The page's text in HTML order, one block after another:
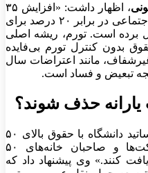
، اظهار داشت: «افزایش ۳۵
درصدی حقوق بازنشستگان تأمین اجتماعی در برابر ۲۰ درصد برای
برده است. تورم، ریشه اصلی
بدون کنترل تورم بی‌فایده
مانند اعتراضات سال
یارانه حذف شوند؟
پازوکی تأکید کرد: «افرادی مانند اساتید دانشگاه با حقوق بالای ۵۰
میلیون تومان، مالکان سوپرمارکت‌ها و صاحبان خانه‌های ۵۰
کنند.» وی پیشنهاد داد که